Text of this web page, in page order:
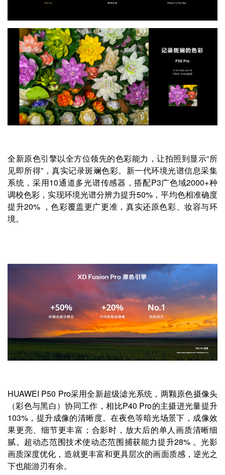
全新原色引擎以全方位领先的色彩能力，让拍照到显示“所
见即所得”，真实记录斑斓色彩。新一代环境光谱信息采集
系统，采用10通道多光谱传感器，搭配P3广色域2000+种
调校色彩，实现环境光谱分辨力提升50%，平均色相准确度
提升20% ，色彩覆盖更广更准，真实还原色彩、妆容与环
境。
HUAWEI P50 Pro采用全新超级滤光系统，两颗原色摄像头
（彩色与黑白）协同工作，相比P40 Pro的主摄进光量提升
103%，提升成像的清晰度。在夜色等暗光场景下，成像效
果更亮、细节更丰富；合影时，放大后的单人画质清晰细
腻。超动态范围技术使动态范围捕获能力提升28% 。光影
画质深度优化，造就更丰富和更具层次的画面质感，逆光之
下也能游刃有余。